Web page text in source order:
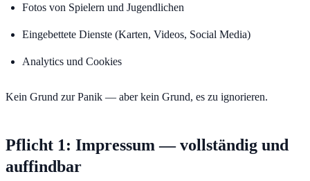
Fotos von Spielern und Jugendlichen
Eingebettete Dienste (Karten, Videos, Social Media)
Analytics und Cookies
Kein Grund zur Panik — aber kein Grund, es zu ignorieren.
Pflicht 1: Impressum — vollständig und
auffindbar